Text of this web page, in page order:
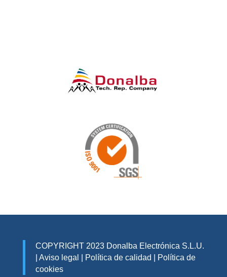
COPYRIGHT 2023 Donalba Electrónica S.L.U.
Aviso legal Política de calidad
Política de
cookies